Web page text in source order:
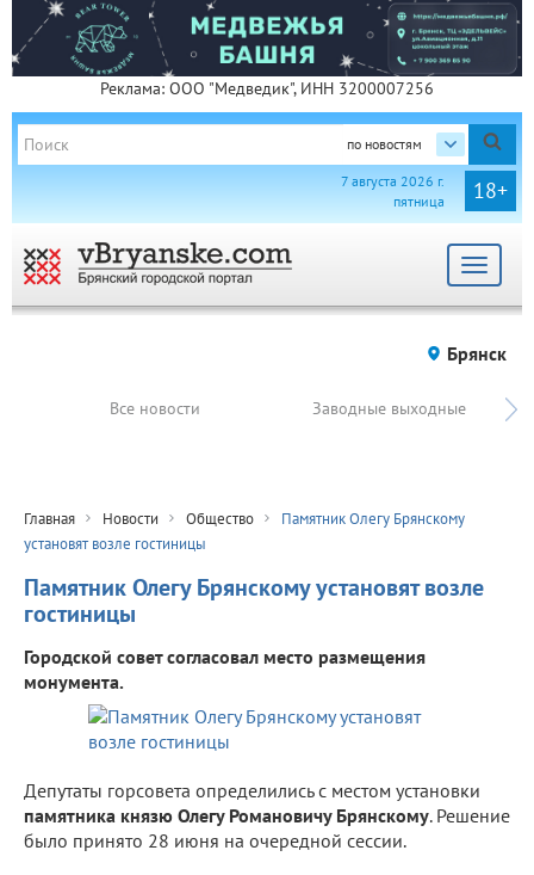
Реклама: ООО "Медведик", ИНН 3200007256
по новостям
18+
7 августа 2026 г.
пятница
Toggle
Брянск
Все новости Заводные выходные
Главная Новости Общество
Памятник Олегу Брянскому
установят возле гостиницы
Памятник Олегу Брянскому установят возле
гостиницы
Городской совет согласовал место размещения
монумента.
Депутаты горсовета определились с местом установки
памятника князю Олегу Романовичу Брянскому. Решение
было принято 28 июня на очередной сессии.